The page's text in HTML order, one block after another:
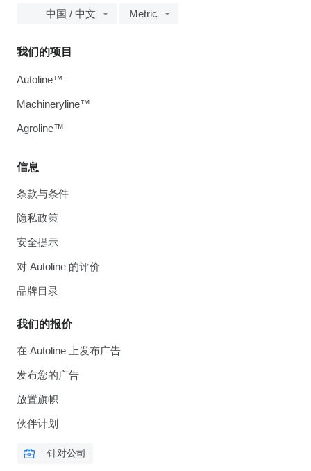
中国 / 中文 Metric
信息
条款与条件
隐私政策
安全提示
对 Autoline 的评价
品牌目录
我们的报价
在 Autoline 上发布广告
发布您的广告
放置旗帜
伙伴计划
针对公司
我们的项目
Autoline™
Machineryline™
Agroline™